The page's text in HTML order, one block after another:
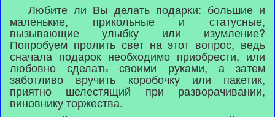
Любите ли Вы делать подарки: большие и
маленькие, прикольные и статусные,
вызывающие улыбку или изумление?
Попробуем пролить свет на этот вопрос, ведь
сначала подарок необходимо приобрести, или
любовно сделать своими руками, а затем
заботливо вручить коробочку или пакетик,
приятно шелестящий при разворачивании,
виновнику торжества.